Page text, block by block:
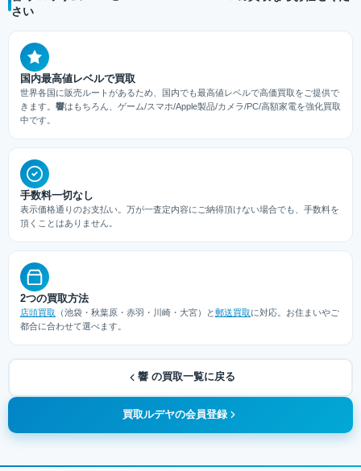
さい
国内最高値レベルで買取
世界各国に販売ルートがあるため、国内でも最高値レベルで高価買取をご提供で
きます。 響はもちろん、ゲーム/スマホ/Apple製品/カメラ/PC/高額家電を強化買取
中です。
手数料一切なし
表示価格通りのお支払い。万が一査定内容にご納得頂けない場合でも、手数料を
頂くことはありません。
2つの買取方法
店頭買取 （池袋・秋葉原・赤羽・川崎・大宮）と郵送買取に対応。お住まいやご
都合に合わせて選べます。
響 の買取一覧に戻る
買取ルデヤの会員登録